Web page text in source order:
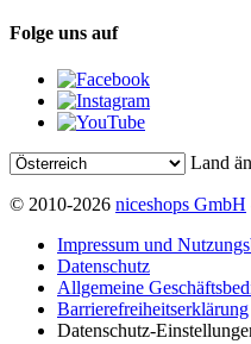
Folge uns auf
Land
© 2010-2026 niceshops GmbH
Impressum und
Datenschutz
Allgemeine
Barrierefreiheitserklärung
Datenschutz-